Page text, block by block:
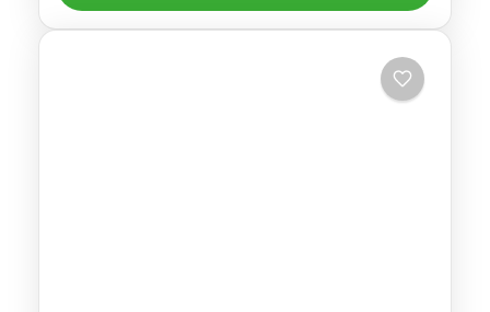
Trasimeno